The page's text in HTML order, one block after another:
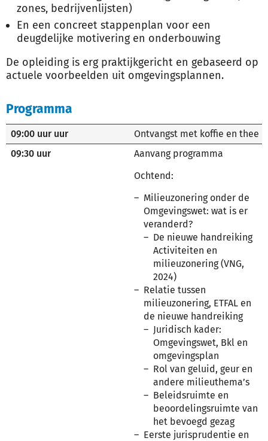
zones, bedrijvenlijsten)
En een concreet stappenplan voor een
deugdelijke motivering en onderbouwing
De opleiding is erg praktijkgericht en gebaseerd op
actuele voorbeelden uit omgevingsplannen.
Programma
09:00 uur uur
Ontvangst met koffie en thee
09:30 uur
Aanvang programma
Ochtend:
Milieuzonering onder de
Omgevingswet: wat is er
veranderd?
De nieuwe handreiking
Activiteiten en
milieuzonering (VNG,
2024)
Relatie tussen
milieuzonering, ETFAL en
de nieuwe handreiking
Juridisch kader:
Omgevingswet, Bkl en
omgevingsplan
Rol van geluid, geur en
andere milieuthema’s
Beleidsruimte en
beoordelingsruimte van
het bevoegd gezag
Eerste jurisprudentie en